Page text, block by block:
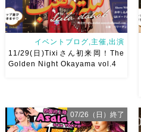
岡！The Golden Night
Okayama vol.4 本日8/1よりお
イベントブログ,主催,出演
11/29(日)Tixiさん初来岡！The
Golden Night Okayama vol.4
07/26（日）終了